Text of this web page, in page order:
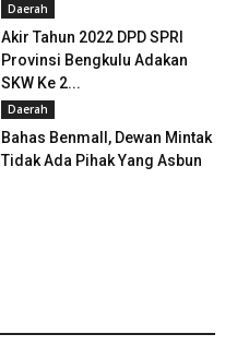
Daerah
Akir Tahun 2022 DPD SPRI
Provinsi Bengkulu Adakan
SKW Ke 2...
Daerah
Bahas Benmall, Dewan Mintak
Tidak Ada Pihak Yang Asbun